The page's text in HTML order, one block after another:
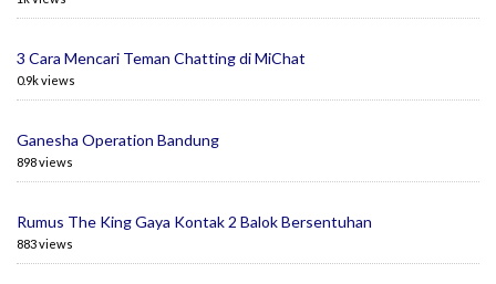
3 Cara Mencari Teman Chatting di MiChat
0.9k views
Ganesha Operation Bandung
898 views
Rumus The King Gaya Kontak 2 Balok Bersentuhan
883 views